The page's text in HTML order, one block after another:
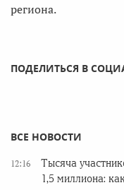
региона.
ПОДЕЛИТЬСЯ В
ВСЕ НОВОСТИ
12:16
Тысяча
1,5 миллиона: